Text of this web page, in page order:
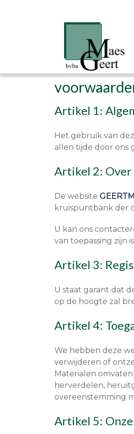
Artikel 1:
Het gebruik van
allen tijde door ons
Artikel 2: Over
De website
kruispuntbank der
U kan ons
van toepassing zijn is
Artikel 3:
U staat garant dat
op de hoogte zal
Artikel 4:
We hebben deze
verwijderen of
Materialen
herverdelen,
overeenstemming
Artikel 5: